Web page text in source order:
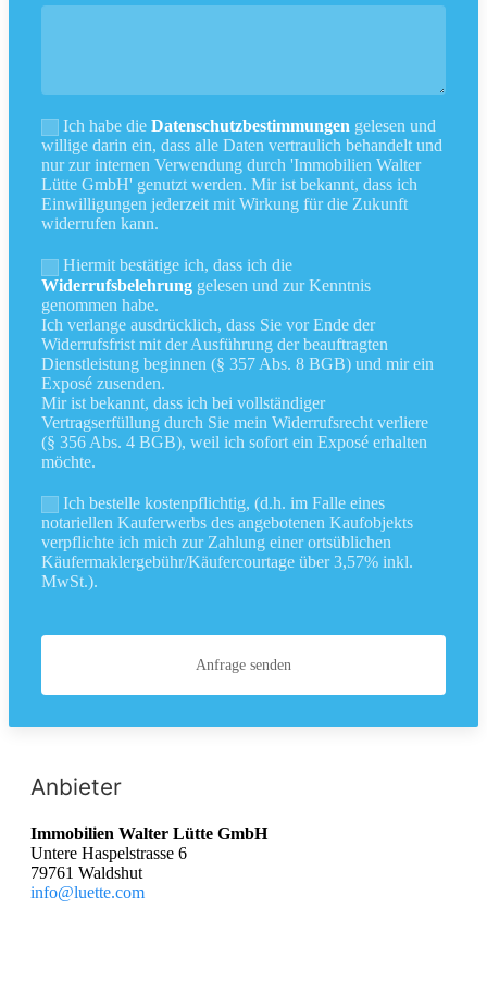
Ich habe die Datenschutzbestimmungen gelesen und
willige darin ein, dass alle Daten vertraulich behandelt und
nur zur internen Verwendung durch 'Immobilien Walter
Lütte GmbH' genutzt werden. Mir ist bekannt, dass ich
Einwilligungen jederzeit mit Wirkung für die Zukunft
widerrufen kann.
Hiermit bestätige ich, dass ich die
Widerrufsbelehrung gelesen und zur Kenntnis
genommen habe.
Ich verlange ausdrücklich, dass Sie vor Ende der
Widerrufsfrist mit der Ausführung der beauftragten
Dienstleistung beginnen (§ 357 Abs. 8 BGB) und mir ein
Exposé zusenden.
Mir ist bekannt, dass ich bei vollständiger
Vertragserfüllung durch Sie mein Widerrufsrecht verliere
(§ 356 Abs. 4 BGB), weil ich sofort ein Exposé erhalten
möchte.
Ich bestelle kostenpflichtig, (d.h. im Falle eines
notariellen Kauferwerbs des angebotenen Kaufobjekts
verpflichte ich mich zur Zahlung einer ortsüblichen
Käufermaklergebühr/Käufercourtage über 3,57% inkl.
MwSt.).
Anfrage senden
Anbieter
Immobilien Walter Lütte GmbH
Untere Haspelstrasse 6
79761 Waldshut
info@luette.com